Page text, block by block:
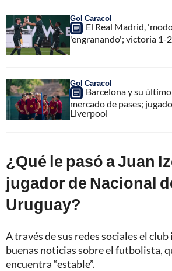
Gol Caracol
El Real Madrid,
'engranando'; victoria 1-
Gol Caracol
Barcelona y su
mercado de pases;
Liverpool
¿Qué le pasó a Juan
jugador de Nacional
Uruguay?
A través de sus redes sociales el
buenas noticias sobre el futbolista,
encuentra “estable”.